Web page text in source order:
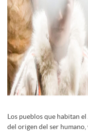
Los pueblos que habitan
del origen del ser